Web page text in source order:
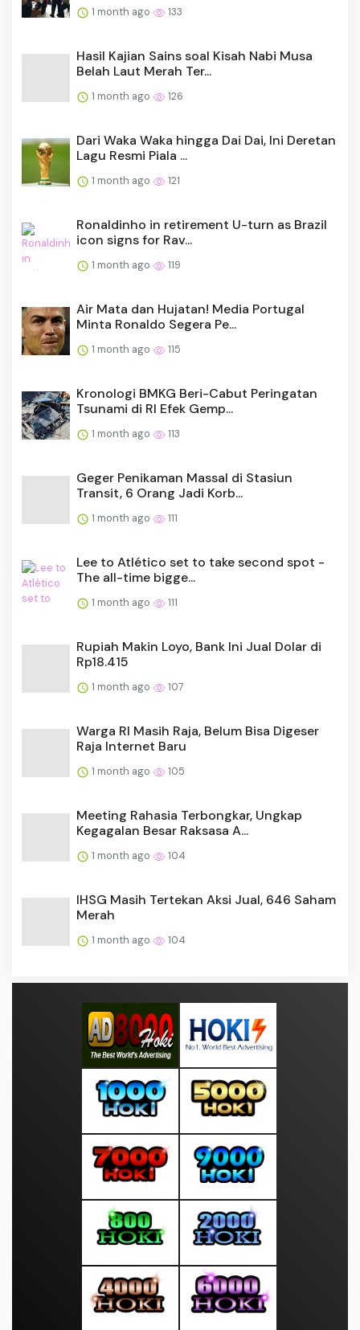
1 month ago 133
Hasil Kajian Sains soal Kisah Nabi Musa
Belah Laut Merah Ter...
1 month ago 126
Dari Waka Waka hingga Dai Dai, Ini Deretan
Lagu Resmi Piala ...
1 month ago 121
Ronaldinho in retirement U-turn as Brazil
icon signs for Rav...
1 month ago 119
Air Mata dan Hujatan! Media Portugal
Minta Ronaldo Segera Pe...
1 month ago 115
Kronologi BMKG Beri-Cabut Peringatan
Tsunami di RI Efek Gemp...
1 month ago 113
Geger Penikaman Massal di Stasiun
Transit, 6 Orang Jadi Korb...
1 month ago 111
Lee to Atlético set to take second spot -
The all-time bigge...
1 month ago 111
Rupiah Makin Loyo, Bank Ini Jual Dolar di
Rp18.415
1 month ago 107
Warga RI Masih Raja, Belum Bisa Digeser
Raja Internet Baru
1 month ago 105
Meeting Rahasia Terbongkar, Ungkap
Kegagalan Besar Raksasa A...
1 month ago 104
IHSG Masih Tertekan Aksi Jual, 646 Saham
Merah
1 month ago 104